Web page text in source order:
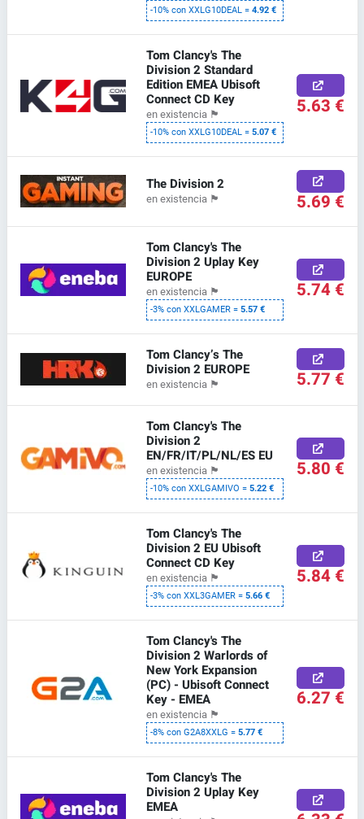
-10% con XXLG10DEAL =4.92 €
Tom Clancy's The
Division 2 Standard
Edition EMEA Ubisoft
Connect CD Key
en existencia 🏴
-10% con XXLG10DEAL =5.07 €
5.63 €
The Division 2
en existencia 🏴 5.69 €
Tom Clancy's The
Division 2 Uplay Key
EUROPE
en existencia 🏴
-3% con XXLGAMER =5.57 €
5.74 €
Tom Clancy’s The
Division 2 EUROPE
en existencia 🏴 5.77 €
Tom Clancy's The
Division 2
EN/FR/IT/PL/NL/ES EU
en existencia 🏴
-10% con XXLGAMIVO =5.22 €
5.80 €
Tom Clancy's The
Division 2 EU Ubisoft
Connect CD Key
en existencia 🏴
-3% con XXL3GAMER =5.66 €
5.84 €
Tom Clancy's The
Division 2 Warlords of
New York Expansion
(PC) - Ubisoft Connect
Key - EMEA
en existencia 🏴
-8% con G2A8XXLG =5.77 €
6.27 €
Tom Clancy's The
Division 2 Uplay Key
EMEA